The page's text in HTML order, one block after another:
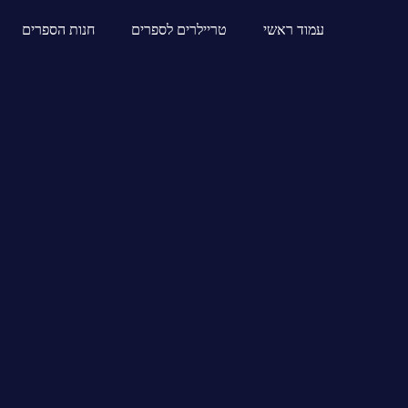
עמוד ראשי טריילרים לספרים חנות הספרים